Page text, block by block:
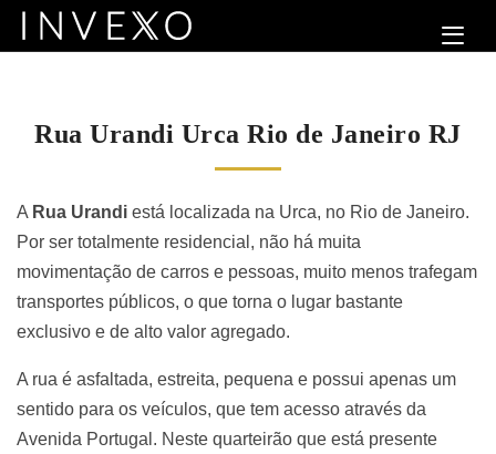
Rua Urandi Urca Rio de Janeiro RJ
A Rua Urandi está localizada na Urca, no Rio de Janeiro.
Por ser totalmente residencial, não há muita
movimentação de carros e pessoas, muito menos trafegam
transportes públicos, o que torna o lugar bastante
exclusivo e de alto valor agregado.
A rua é asfaltada, estreita, pequena e possui apenas um
sentido para os veículos, que tem acesso através da
Avenida Portugal. Neste quarteirão que está presente